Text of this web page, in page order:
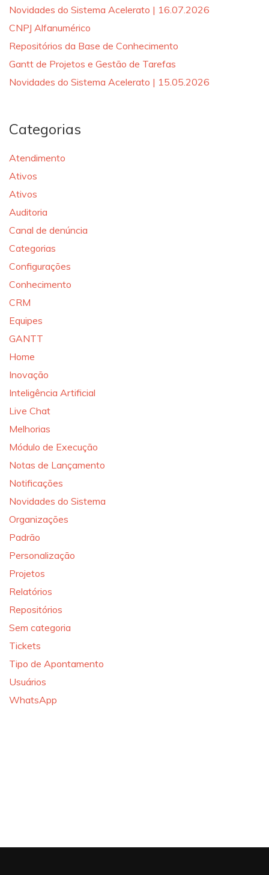
Novidades do Sistema Acelerato | 16.07.2026
CNPJ Alfanumérico
Repositórios da Base de Conhecimento
Gantt de Projetos e Gestão de Tarefas
Novidades do Sistema Acelerato | 15.05.2026
Categorias
Atendimento
Ativos
Ativos
Auditoria
Canal de denúncia
Categorias
Configurações
Conhecimento
CRM
Equipes
GANTT
Home
Inovação
Inteligência Artificial
Live Chat
Melhorias
Módulo de Execução
Notas de Lançamento
Notificações
Novidades do Sistema
Organizações
Padrão
Personalização
Projetos
Relatórios
Repositórios
Sem categoria
Tickets
Tipo de Apontamento
Usuários
WhatsApp